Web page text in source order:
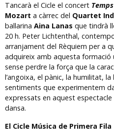
Tancarà el Cicle el concert
Mozart a càrrec del Quartet
ballarina Aina Lanas que tindrà
20 h. Peter Lichtenthal,
arranjament del Rèquiem per a
adquireix amb aquesta formació
sense perdre la força que la
l’angoixa, el pànic, la humilitat,
sentiments que experimentem
expressats en aquest
dansa.
El Cicle Música de Primera Fila